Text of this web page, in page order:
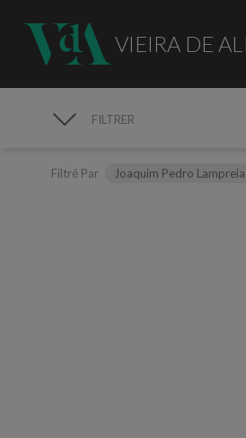
VIEIRA DE
FILTRER
Filtré Par Joaquim Pedro Lampreia